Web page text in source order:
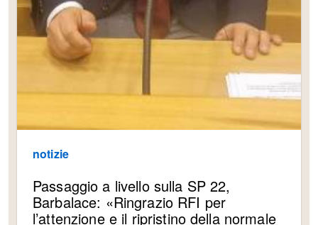
notizie
Passaggio a livello sulla SP 22,
Barbalace: «Ringrazio RFI per
l’attenzione e il ripristino della normale